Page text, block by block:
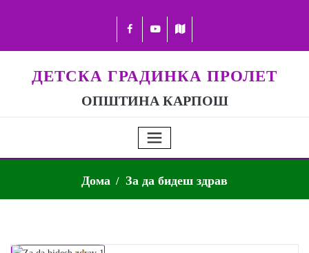
ДЕТСКА ГРАДИНКА ПРОЛЕТ
ОПШТИНА КАРПОШ
Дома За да бидеш здрав